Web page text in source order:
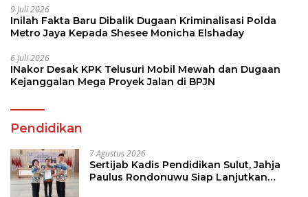
9 Juli 2026
Inilah Fakta Baru Dibalik Dugaan Kriminalisasi Polda
Metro Jaya Kepada Shesee Monicha Elshaday
6 Juli 2026
INakor Desak KPK Telusuri Mobil Mewah dan Dugaan
Kejanggalan Mega Proyek Jalan di BPJN
Pendidikan
7 Agustus 2026
Sertijab Kadis Pendidikan Sulut, Jahja
Paulus Rondonuwu Siap Lanjutkan